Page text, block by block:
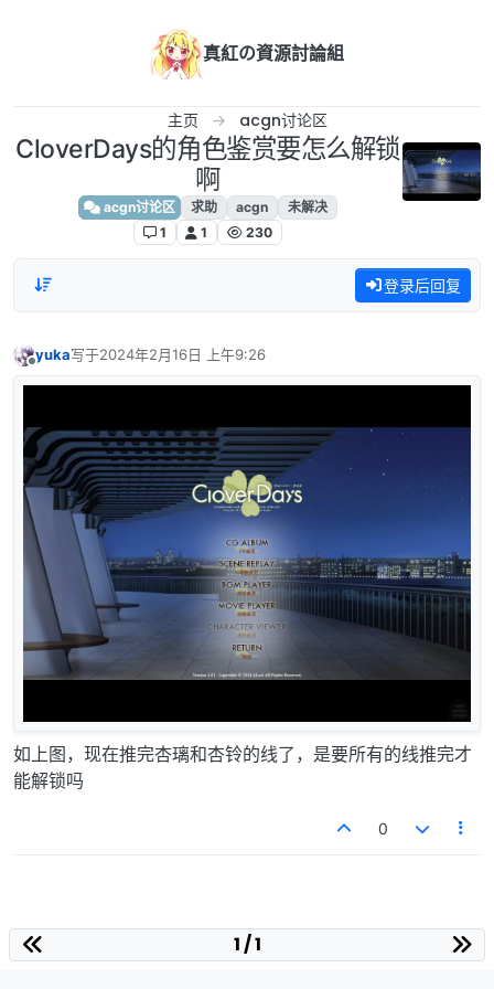
真紅の資源討論組
主页 acgn讨论区
CloverDays的角色鉴赏要怎么解锁
啊
acgn讨论区 求助 acgn
未解决
1
1 230
登录后回复
yuka写于2024年2月16日 上午9:26
最后由 编辑
如上图，现在推完杏璃和杏铃的线了，是要所有的线推完才
能解锁吗
0
1 / 1